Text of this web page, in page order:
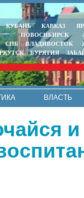
КУБАНЬ КАВКАЗ
НОВОСИБИРСК
СПБ ВЛАДИВОСТОК
БУРЯТИЯ
ВЛАСТЬ